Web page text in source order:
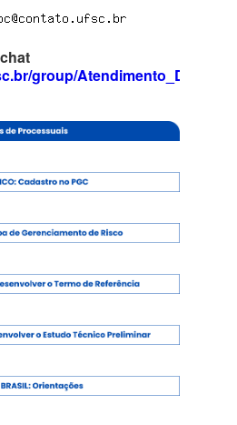
chat
group/Atendimento_DPC